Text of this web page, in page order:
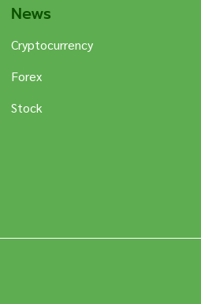
News
Cryptocurrency
Forex
Stock